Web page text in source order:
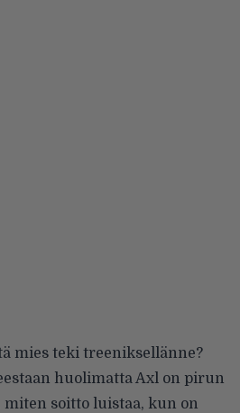
mies teki treeniksellänne?
huolimatta Axl on pirun
miten soitto luistaa, kun on